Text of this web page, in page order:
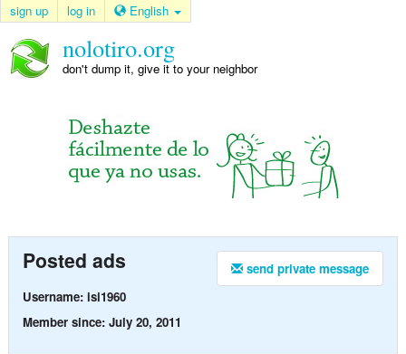
sign up log in English
nolotiro.org
don't dump it, give it to your neighbor
send private message
Posted ads
Username: isi1960
Member since: July 20, 2011